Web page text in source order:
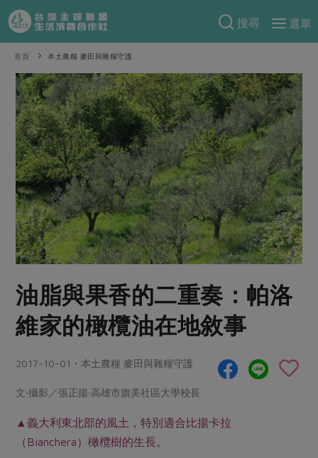
搜尋
選單
產品分類
當季蔬果
一籃菜 當令水果
芽苗類 蕈菇類
辛香料類
奶蛋豆・五穀
蛋 乳製品
豆製品 米麵雜糧
肉品・水產
畜產肉類 水產
調理食材・點心
調味醬料/南北貨 烘焙
休閒零嘴
食譜料理
食材
米食
麵食
肉食
海鮮
常備菜
蛋料理
醬料
湯品．鍋物
漬物
特別企畫
預購活動
把最好的台灣味帶回家！
防災用品預購圓滿結束
2026年端午節預購圓滿結束
更多預購活動
當季產品
合作25-經典快閃最後一週
合作25-精選產品第四彈
合作25-精選產品第三彈
綠主張
觀點文章
主婦食堂 一籃菜真心話
社內大小事 合作聯合國
樂齡生活 親子食育
廚房瑜伽
關注議題
減硝酸鹽 惜食
非基改運動 支持本土農糧
廢核運動 能源議題
關於合作社
認識合作社
關於我們
合作社組織
員工與求才
產品檢驗
自主把關
硝酸鹽檢驗
重要公告
首頁 本土農糧 麥田與雜糧守護
油脂與果香的二重奏：帕洛
維家的橄欖油在地敘事
2017-10-01・本土農糧 麥田與雜糧守護
文‧攝影／張正揚‧高雄市旗美社區大學校長
▲義大利東北部的風土，特別適合比揚卡拉
（Bianchera）橄欖樹的生長。